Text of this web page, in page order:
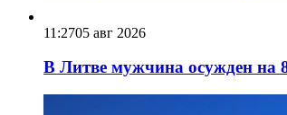
11:2705 авг 2026
В Литве мужчина осужден на